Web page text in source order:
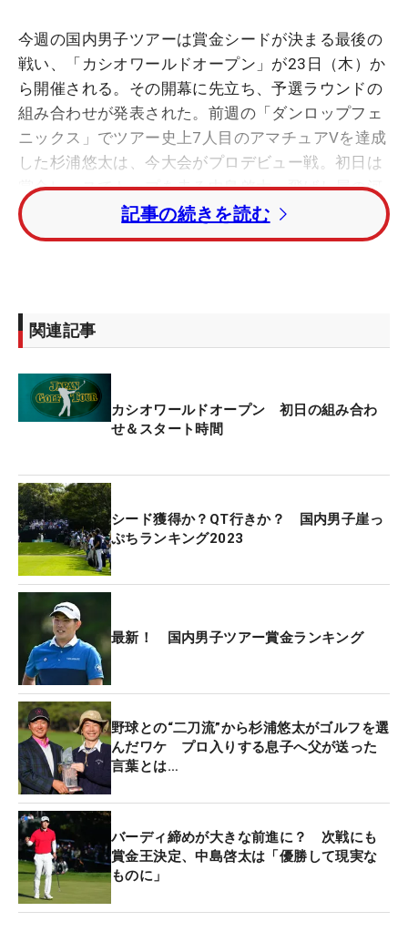
今週の国内男子ツアーは賞金シードが決まる最後の
戦い、「カシオワールドオープン」が23日（木）か
ら開催される。その開幕に先立ち、予選ラウンドの
組み合わせが発表された。前週の「ダンロップフェ
ニックス」でツアー史上7人目のアマチュアVを達成
した杉浦悠太は、今大会がプロデビュー戦。初日は
賞金レースでトップを走る中島啓太、飛ばし屋の河
本力との組み合わせで、10番ホールから午前8時45
分にティオフを迎える。
のジェイブ・クルーガー（南アフリカ）と、同33位
のコー・グンテク（韓国）が出場義務試合数不足に
位の片山晋呉は今大会に出場せず、シニアツアー最
終戦「いわさき白露シニア」を選んだため、賞金シ
ードは“25季連続”で途絶える。
そのほか、シード当落線上には63位の池田勇太、初
賞金シードがかかる64位の小浦和也と65位の生源寺
龍憲、66位のハン・リー（米国）、QTランキング1
位で今季を戦ってきた67位の篠優希、ツアー優勝経
験のある69位の小鯛竜也と70位の近藤智弘、初シー
ドを目指す71位の安森一貴、10度賞金シードを獲得
してきた72位の貞方章男らがいる。
また、次週のシーズン最終戦「ゴルフ日本シリーズ
JTカップ」を残して、賞金王争いが決着する可能性
もある。中島は前週の2位で獲得賞金を1億6288万
6179円として、2位につける金谷拓実との差を約
4034万円に広げている。ゴルフ日本シリーズJTカ
ップの優勝賞金は4000万円となっており、今大会で
金谷が中島との差をつめることができなければ、そ
の時点で賞金王の可能性を失う。
その金谷は、2週前の「三井住友VISA太平洋マスタ
記事の続きを読む
関連記事
カシオワールドオープン 初日の組み合わ
せ＆スタート時間
シード獲得か？QT行きか？ 国内男子崖っ
ぷちランキング2023
最新！ 国内男子ツアー賞金ランキング
野球との“二刀流”から杉浦悠太がゴルフを選
んだワケ プロ入りする息子へ父が送った
言葉とは…
バーディ締めが大きな前進に？ 次戦にも
賞金王決定、中島啓太は「優勝して現実な
ものに」